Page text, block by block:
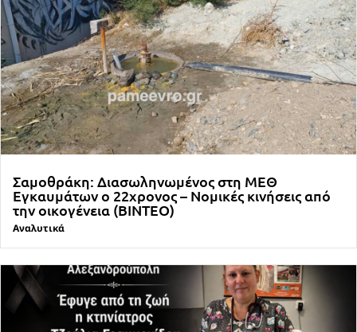
Σαμοθράκη: Διασωληνωμένος στη ΜΕΘ
Εγκαυμάτων ο 22χρονος – Νομικές κινήσεις από
την οικογένεια (ΒΙΝΤΕΟ)
Αναλυτικά